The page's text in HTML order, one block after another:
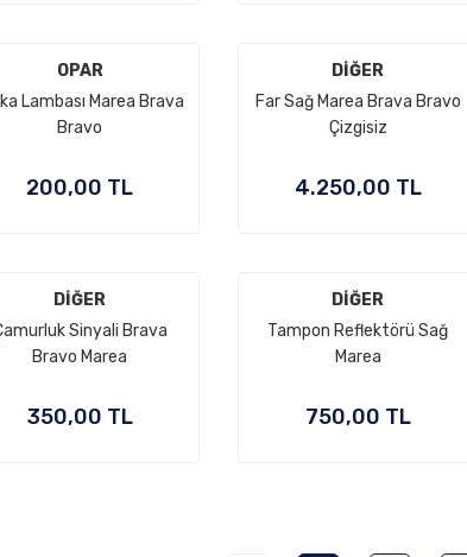
OPAR
Lambası Marea Brava
Bravo
200,00 TL
DİĞER
Far Sağ Marea Brava Bravo
Çizgisiz
4.250,00 TL
DİĞER
Sinyali Brava
Bravo Marea
350,00 TL
DİĞER
Tampon Reflektörü Sağ
Marea
750,00 TL